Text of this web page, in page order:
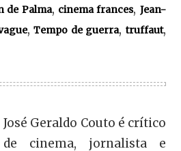
de Palma, cinema frances, Jean-
,Tempo de guerra, truffaut,
José Geraldo Couto é crítico
de cinema, jornalista e